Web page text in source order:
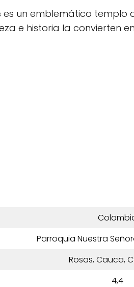
es un emblemático templo
e historia la convierten
Parroquia Nuestra
Rosas, Cauca,
4,4